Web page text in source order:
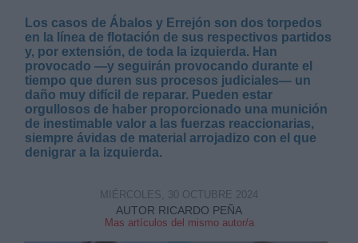
Los casos de Ábalos y Errejón son dos torpedos
en la línea de flotación de sus respectivos partidos
y, por extensión, de toda la izquierda. Han
provocado —y seguirán provocando durante el
tiempo que duren sus procesos judiciales— un
daño muy difícil de reparar. Pueden estar
orgullosos de haber proporcionado una munición
de inestimable valor a las fuerzas reaccionarias,
siempre ávidas de material arrojadizo con el que
denigrar a la izquierda.
AUTOR RICARDO PEÑA
Mas artículos del mismo autor/a
MIÉRCOLES, 30 OCTUBRE 2024